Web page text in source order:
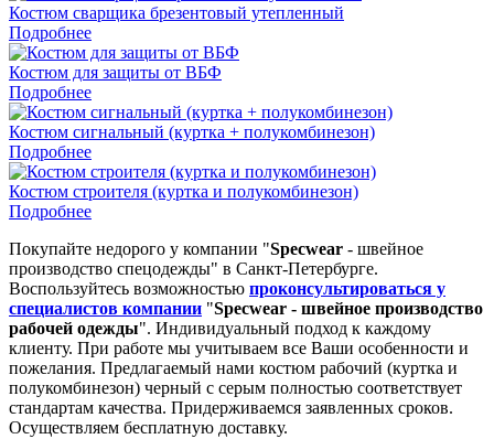
Костюм сварщика брезентовый утепленный
Подробнее
Костюм для защиты от ВБФ
Подробнее
Костюм сигнальный (куртка + полукомбинезон)
Подробнее
Костюм строителя (куртка и полукомбинезон)
Подробнее
Покупайте недорого у компании "Specwear - швейное
производство спецодежды" в Санкт-Петербурге.
Воспользуйтесь возможностью проконсультироваться у
специалистов компании "Specwear - швейное производство
рабочей одежды". Индивидуальный подход к каждому
клиенту. При работе мы учитываем все Ваши особенности и
пожелания. Предлагаемый нами костюм рабочий (куртка и
полукомбинезон) черный с серым полностью соответствует
стандартам качества. Придерживаемся заявленных сроков.
Осуществляем бесплатную доставку.